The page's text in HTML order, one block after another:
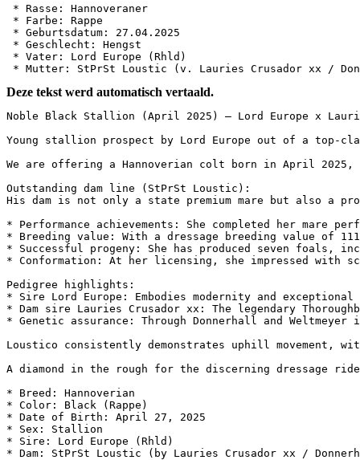
* Rasse: Hannoveraner
* Farbe: Rappe
* Geburtsdatum: 27.04.2025
* Geschlecht: Hengst
* Vater: Lord Europe (Rhld)
* Mutter: StPrSt Loustic (v. Lauries Crusador xx /
Deze tekst werd automatisch vertaald.
Noble Black Stallion (April 2025) – Lord Europe x
Young stallion prospect by Lord Europe out of a top-
We are offering a Hannoverian colt born in April
Outstanding dam line (StPrSt Loustic):
His dam is not only a state premium mare but also a
* Performance achievements: She completed her
* Breeding value: With a dressage breeding value of
* Successful progeny: She has produced seven foals,
* Conformation: At her licensing, she impressed with
Pedigree highlights:
* Sire Lord Europe: Embodies modernity and
* Dam sire Lauries Crusador xx: The legendary
* Genetic assurance: Through Donnerhall and
Loustico consistently demonstrates uphill movement,
A diamond in the rough for the discerning dressage
* Breed: Hannoverian
* Color: Black (Rappe)
* Date of Birth: April 27, 2025
* Sex: Stallion
* Sire: Lord Europe (Rhld)
* Dam: StPrSt Loustic (by Lauries Crusador xx /